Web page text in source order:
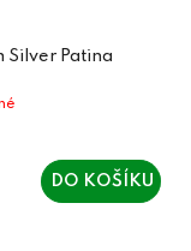
Silver Patina
DO KOŠÍKU